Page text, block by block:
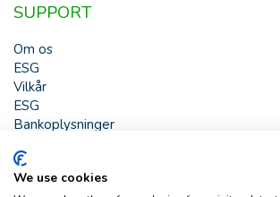
SUPPORT
Om os
ESG
Vilkår
ESG
Bankoplysninger
HJÆLP
Buch & Holm A/S - Marielundvej 39 -
We use cookies